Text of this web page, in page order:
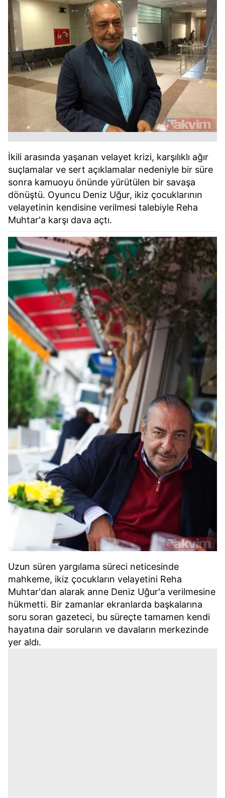
İkili arasında yaşanan velayet krizi, karşılıklı ağır
suçlamalar ve sert açıklamalar nedeniyle bir süre
sonra kamuoyu önünde yürütülen bir savaşa
dönüştü. Oyuncu Deniz Uğur, ikiz çocuklarının
velayetinin kendisine verilmesi talebiyle Reha
Muhtar'a karşı dava açtı.
Uzun süren yargılama süreci neticesinde
mahkeme, ikiz çocukların velayetini Reha
Muhtar'dan alarak anne Deniz Uğur'a verilmesine
hükmetti. Bir zamanlar ekranlarda başkalarına
soru soran gazeteci, bu süreçte tamamen kendi
hayatına dair soruların ve davaların merkezinde
yer aldı.